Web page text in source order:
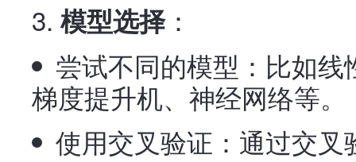
模型选择：
尝试不同的模型：比如
梯度提升机、神经网络等。
使用交叉验证：通过交